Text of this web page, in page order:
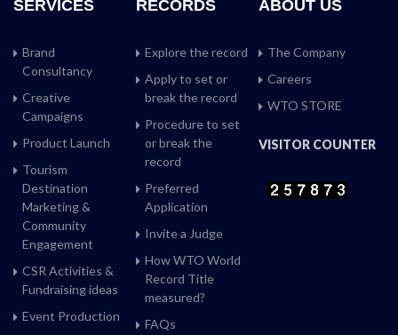
SERVICES
Brand
Consultancy
Creative
Campaigns
Product Launch
Tourism
Destination
Marketing &
Community
Engagement
CSR Activities &
Fundraising ideas
Event Production
RECORDS
Explore the record
Apply to set or
break the record
Procedure to set
or break the
record
Preferred
Application
Invite a Judge
How WTO World
Record Title
measured?
FAQs
ABOUT US
The Company
Careers
WTO STORE
VISITOR COUNTER